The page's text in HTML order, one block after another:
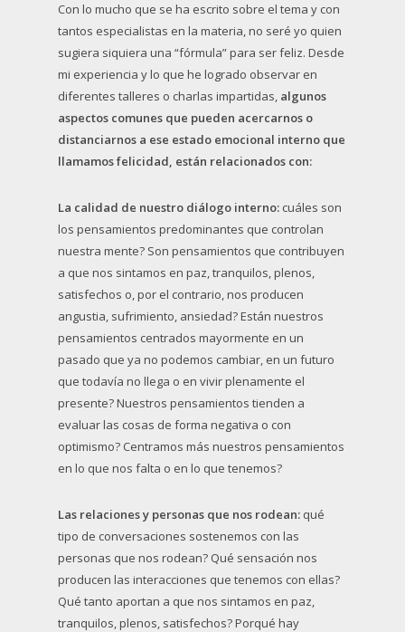
Con lo mucho que se ha escrito sobre el tema y con
tantos especialistas en la materia, no seré yo quien
sugiera siquiera una “fórmula” para ser feliz. Desde
mi experiencia y lo que he logrado observar en
diferentes talleres o charlas impartidas, algunos
aspectos comunes que pueden acercarnos o
distanciarnos a ese estado emocional interno que
llamamos felicidad, están relacionados con:
La calidad de nuestro diálogo interno: cuáles son
los pensamientos predominantes que controlan
nuestra mente? Son pensamientos que contribuyen
a que nos sintamos en paz, tranquilos, plenos,
satisfechos o, por el contrario, nos producen
angustia, sufrimiento, ansiedad? Están nuestros
pensamientos centrados mayormente en un
pasado que ya no podemos cambiar, en un futuro
que todavía no llega o en vivir plenamente el
presente? Nuestros pensamientos tienden a
evaluar las cosas de forma negativa o con
optimismo? Centramos más nuestros pensamientos
en lo que nos falta o en lo que tenemos?
Las relaciones y personas que nos rodean: qué
tipo de conversaciones sostenemos con las
personas que nos rodean? Qué sensación nos
producen las interacciones que tenemos con ellas?
Qué tanto aportan a que nos sintamos en paz,
tranquilos, plenos, satisfechos? Porqué hay